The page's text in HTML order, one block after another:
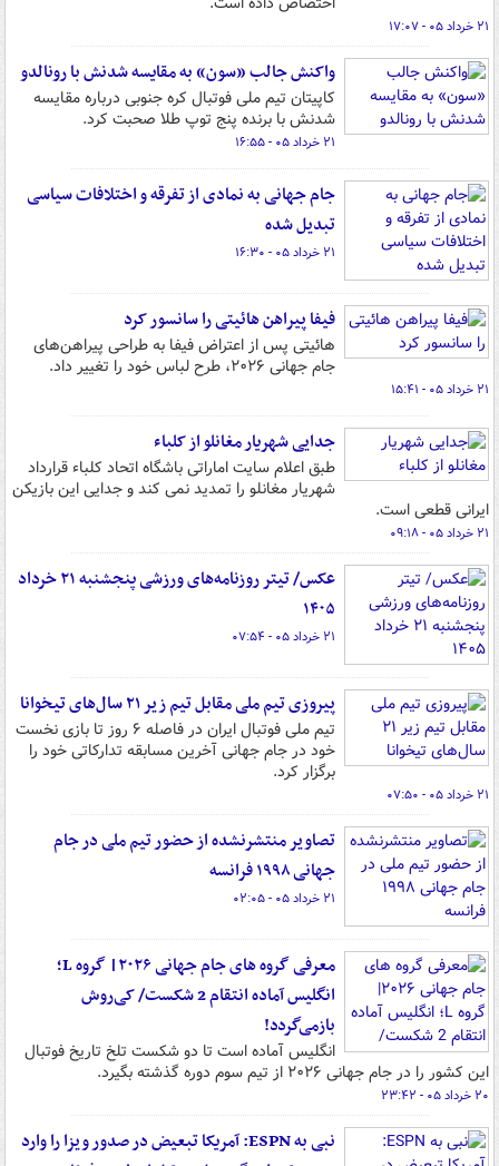
۲۱ خرداد ۰۵ - ۱۷:۰۷
واکنش جالب «سون» به مقایسه شدنش با رونالدو
کاپیتان تیم ملی فوتبال کره جنوبی درباره مقایسه
شدنش با برنده پنج توپ طلا صحبت کرد.
۲۱ خرداد ۰۵ - ۱۶:۵۵
جام جهانی به نمادی از تفرقه و اختلافات سیاسی
تبدیل شده
۲۱ خرداد ۰۵ - ۱۶:۳۰
فیفا پیراهن هائیتی را سانسور کرد
هائیتی پس از اعتراض فیفا به طراحی پیراهن‌های
جام جهانی ۲۰۲۶، طرح لباس خود را تغییر داد.
۲۱ خرداد ۰۵ - ۱۵:۴۱
جدایی شهریار مغانلو از کلباء
طبق اعلام سایت اماراتی باشگاه اتحاد کلباء قرارداد
شهریار مغانلو را تمدید نمی کند و جدایی این بازیکن
ایرانی قطعی است.
۲۱ خرداد ۰۵ - ۰۹:۱۸
عکس/ تیتر روزنامه‌های ورزشی پنجشنبه ۲۱ خرداد
۱۴۰۵
۲۱ خرداد ۰۵ - ۰۷:۵۴
پیروزی تیم ملی مقابل تیم زیر ٢١ سال‌های تیخوانا
تیم ملی فوتبال ایران در فاصله ۶ روز تا بازی نخست
خود در جام جهانی آخرین مسابقه تدارکاتی خود را
برگزار کرد.
۲۱ خرداد ۰۵ - ۰۷:۵۰
تصاویر منتشرنشده از حضور تیم ملی در جام
جهانی ۱۹۹۸ فرانسه
۲۱ خرداد ۰۵ - ۰۲:۰۵
معرفی گروه های جام جهانی ۲۰۲۶| گروه L؛
انگلیس آماده انتقام 2 شکست/ کی‌روش
بازمی‌گردد!
انگلیس آماده است تا دو شکست تلخ تاریخ فوتبال
این کشور را در جام جهانی ۲۰۲۶ از تیم سوم دوره گذشته بگیرد.
۲۰ خرداد ۰۵ - ۲۳:۴۲
نبی به ESPN: آمریکا تبعیض‌ در صدور ویزا را وارد